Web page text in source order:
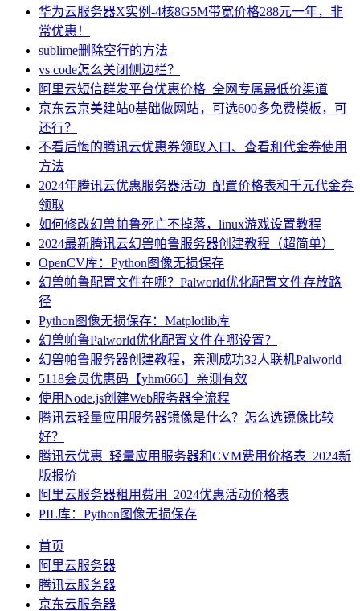
华为云服务器X实例-4核8G5M带宽价格288元一年，非
常优惠！
sublime删除空行的方法
vs code怎么关闭侧边栏？
阿里云短信群发平台优惠价格_全网专属最低价渠道
京东云京美建站0基础做网站，可选600多免费模板，可
还行？
不看后悔的腾讯云优惠券领取入口、查看和代金券使用
方法
2024年腾讯云优惠服务器活动_配置价格表和千元代金券
领取
如何修改幻兽帕鲁死亡不掉落，linux游戏设置教程
2024最新腾讯云幻兽帕鲁服务器创建教程（超简单）
OpenCV库：Python图像无损保存
幻兽帕鲁配置文件在哪？Palworld优化配置文件存放路
径
Python图像无损保存：Matplotlib库
幻兽帕鲁Palworld优化配置文件在哪设置？
幻兽帕鲁服务器创建教程，亲测成功32人联机Palworld
5118会员优惠码【yhm666】亲测有效
使用Node.js创建Web服务器全流程
腾讯云轻量应用服务器镜像是什么？怎么选镜像比较
好？
腾讯云优惠_轻量应用服务器和CVM费用价格表_2024新
版报价
阿里云服务器租用费用_2024优惠活动价格表
PIL库：Python图像无损保存
首页
阿里云服务器
腾讯云服务器
京东云服务器